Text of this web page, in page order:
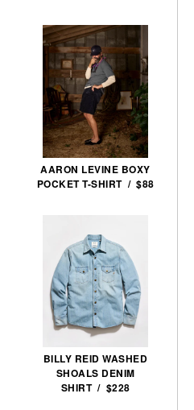
AARON LEVINE BOXY
POCKET T-SHIRT / $88
BILLY REID WASHED
SHOALS DENIM
SHIRT / $228